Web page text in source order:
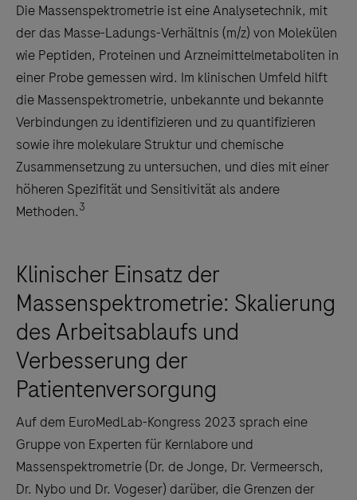
Die Massenspektrometrie ist eine Analysetechnik, mit
der das Masse-Ladungs-Verhältnis (m/z) von Molekülen
wie Peptiden, Proteinen und Arzneimittelmetaboliten in
einer Probe gemessen wird. Im klinischen Umfeld hilft
die Massenspektrometrie, unbekannte und bekannte
Verbindungen zu identifizieren und zu quantifizieren
sowie ihre molekulare Struktur und chemische
Zusammensetzung zu untersuchen, und dies mit einer
höheren Spezifität und Sensitivität als andere
Methoden.3
Klinischer Einsatz der
Massenspektrometrie: Skalierung
des Arbeitsablaufs und
Verbesserung der
Patientenversorgung
Auf dem EuroMedLab-Kongress 2023 sprach eine
Gruppe von Experten für Kernlabore und
Massenspektrometrie (Dr. de Jonge, Dr. Vermeersch,
Dr. Nybo und Dr. Vogeser) darüber, die Grenzen der